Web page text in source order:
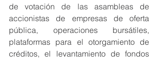
de votación de las asambleas de
accionistas de empresas de oferta
pública, operaciones bursátiles,
plataformas para el otorgamiento de
créditos, el levantamiento de fondos